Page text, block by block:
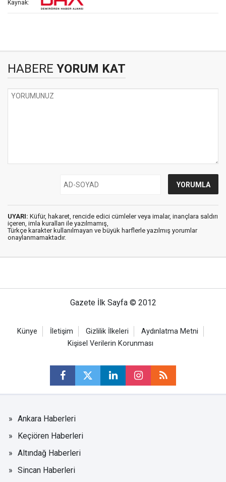
Kaynak:
HABERE YORUM KAT
UYARI: Küfür, hakaret, rencide edici cümleler veya imalar, inançlara saldırı
içeren, imla kuralları ile yazılmamış,
Türkçe karakter kullanılmayan ve büyük harflerle yazılmış yorumlar
onaylanmamaktadır.
Gazete İlk Sayfa © 2012
Künye İletişim Gizlilik İlkeleri
Aydınlatma Metni
Kişisel Verilerin Korunması
Ankara Haberleri
Keçiören Haberleri
Altındağ Haberleri
Sincan Haberleri